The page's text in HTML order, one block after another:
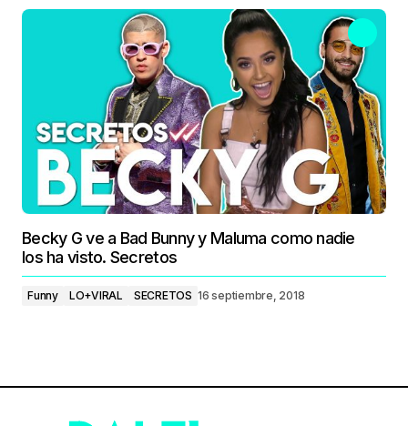
Becky G ve a Bad Bunny y Maluma como nadie
los ha visto. Secretos
Funny LO+VIRAL SECRETOS 16 septiembre, 2018